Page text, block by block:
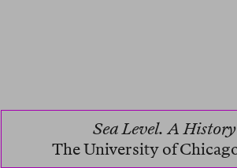
Sea Level. A History
The University of